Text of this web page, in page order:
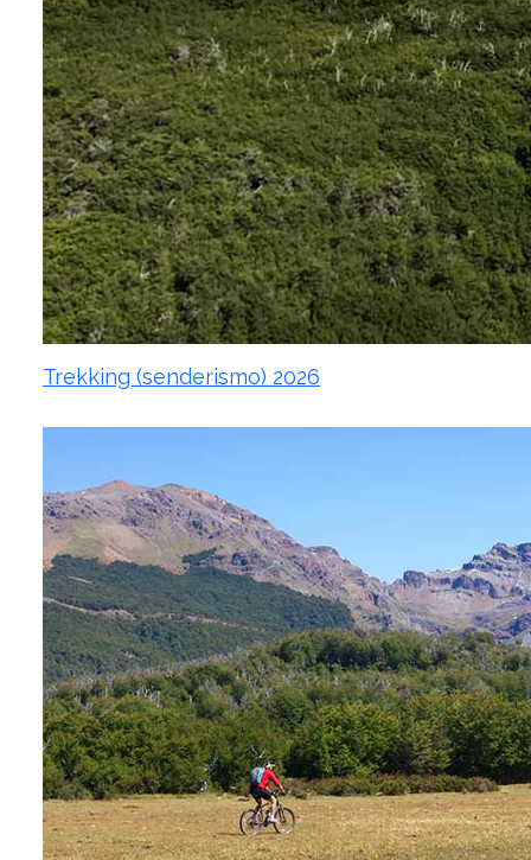
Trekking (senderismo) 2026